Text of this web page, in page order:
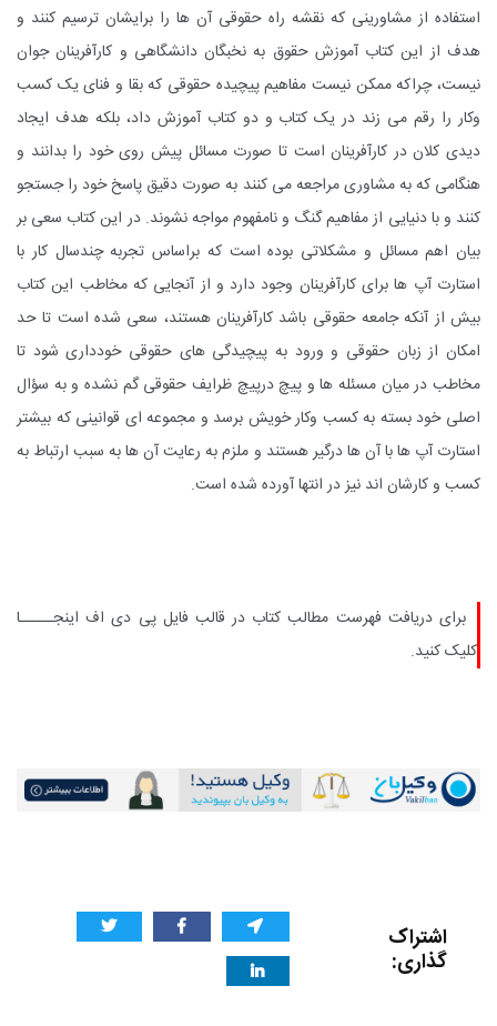
استفاده از مشاورینی که نقشه راه حقوقی آن ها را برایشان ترسیم کنند و
هدف از این کتاب آموزش حقوق به نخبگان دانشگاهی و کارآفرینان جوان
نیست، چراکه ممکن نیست مفاهیم پیچیده حقوقی که بقا و فنای یک کسب
وکار را رقم می زند در یک کتاب و دو کتاب آموزش داد، بلکه هدف ایجاد
دیدی کلان در کارآفرینان است تا صورت مسائل پیش روی خود را بدانند و
هنگامی که به مشاوری مراجعه می کنند به صورت دقیق پاسخ خود را جستجو
کنند و با دنیایی از مفاهیم گنگ و نامفهوم مواجه نشوند. در این کتاب سعی بر
بیان اهم مسائل و مشکلاتی بوده است که براساس تجربه چندسال کار با
استارت آپ ها برای کارآفرینان وجود دارد و از آنجایی که مخاطب این کتاب
بیش از آنکه جامعه حقوقی باشد کارآفرینان هستند، سعی شده است تا حد
امکان از زبان حقوقی و ورود به پیچیدگی های حقوقی خودداری شود تا
مخاطب در میان مسئله ها و پیچ درپیچ ظرایف حقوقی گم نشده و به سؤال
اصلی خود بسته به کسب وکار خویش برسد و مجموعه ای قوانینی که بیشتر
استارت آپ ها با آن ها درگیر هستند و ملزم به رعایت آن ها به سبب ارتباط به
کسب و کارشان اند نیز در انتها آورده شده است.
برای دریافت فهرست مطالب کتاب در قالب فایل پی دی اف اینجـــــا
کلیک کنید.
اشتراک
گذاری: